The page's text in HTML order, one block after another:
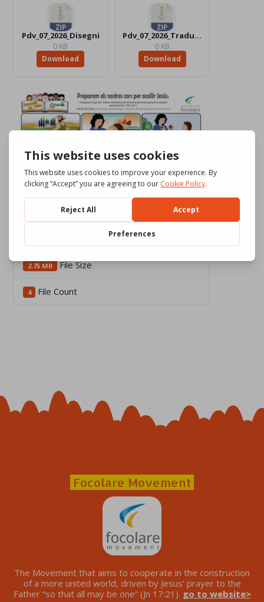
Pdv_07_2026_Disegni
0 KB
Download
Pdv_07_2026_Traduttori
0 KB
Download
2.75 MB File Size
4 File Count
Focolare Movement
The Movement that aims to cooperate in the construction
of a more united world, driven by Jesus’ prayer to the
Father “so that all may be one” (Jn 17:21). go to website>